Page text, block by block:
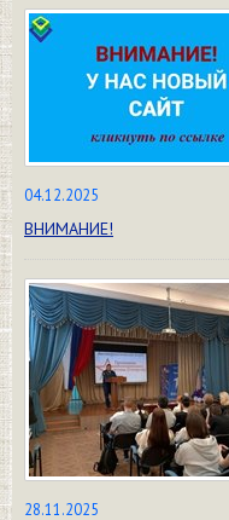
04.12.2025
ВНИМАНИЕ!
28.11.2025